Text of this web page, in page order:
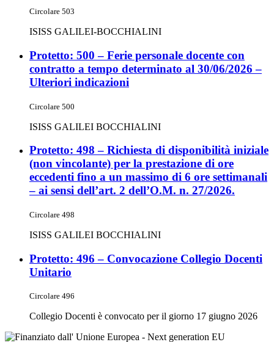
Circolare 503
ISISS GALILEI-BOCCHIALINI
Protetto: 500 – Ferie personale docente con
contratto a tempo determinato al 30/06/2026 –
Ulteriori indicazioni
Circolare 500
ISISS GALILEI BOCCHIALINI
Protetto: 498 – Richiesta di disponibilità iniziale
(non vincolante) per la prestazione di ore
eccedenti fino a un massimo di 6 ore settimanali
– ai sensi dell’art. 2 dell’O.M. n. 27/2026.
Circolare 498
ISISS GALILEI BOCCHIALINI
Protetto: 496 – Convocazione Collegio Docenti
Unitario
Circolare 496
Collegio Docenti è convocato per il giorno 17 giugno 2026